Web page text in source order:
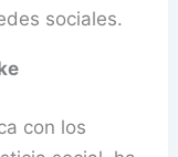
sociales.
con los